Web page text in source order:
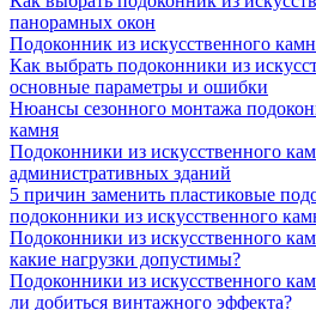
панорамных окон
Подоконник из искусственного
Как выбрать подоконники из
основные параметры и ошибки
Нюансы сезонного монтажа
камня
Подоконники из искусственного
административных зданий
5 причин заменить пластиковые
подоконники из искусственного
Подоконники из искусственного
какие нагрузки допустимы?
Подоконники из искусственного
ли добиться винтажного эффекта?